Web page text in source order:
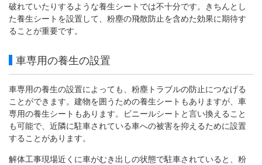
破れていたりするような養生シートでは不十分です。きちんとし
た養生シートを設置して、粉塵の飛散防止を含めた効果に期待す
ることが重要です。
車専用の養生の設置
車専用の養生の設置によっても、粉塵トラブルの防止につなげる
ことができます。建物を囲うための養生シートもありますが、車
専用の養生シートもあります。ビニールシートと言い換えること
も可能で、近隣に駐車されている車への被害を抑えるために設置
することがあります。
解体工事現場近くに車がむき出しの状態で駐車されていると、粉